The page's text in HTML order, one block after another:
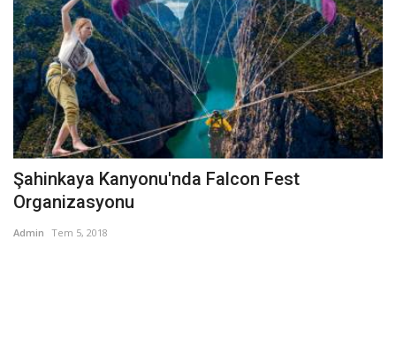
Şahinkaya Kanyonu'nda Falcon Fest
Organizasyonu
Admin Tem 5, 2018